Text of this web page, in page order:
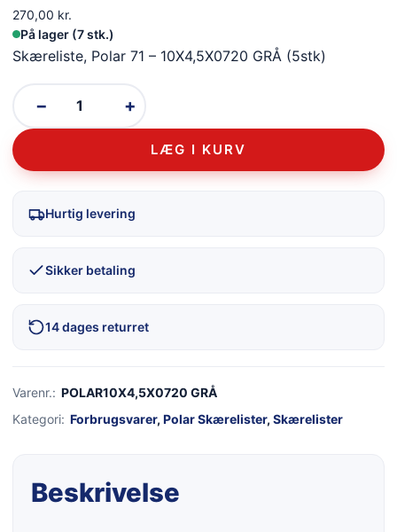
270,00 kr.
På lager (7 stk.)
Skæreliste, Polar 71 – 10X4,5X0720 GRÅ (5stk)
− +
LÆG I KURV
Hurtig levering
Sikker betaling
14 dages returret
Varenr.: POLAR10X4,5X0720 GRÅ
Kategori: Forbrugsvarer, Polar Skærelister, Skærelister
Beskrivelse